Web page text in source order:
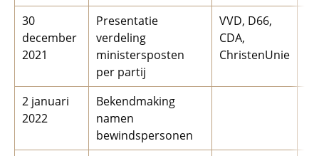
30
december
2021
Presentatie
verdeling
ministersposten
per partij
VVD, D66,
CDA,
ChristenUnie
2 januari
2022
Bekendmaking
namen
bewindspersonen